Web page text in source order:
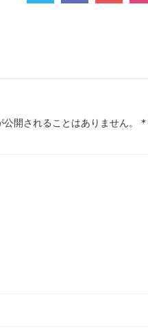
公開されることはありません。 *